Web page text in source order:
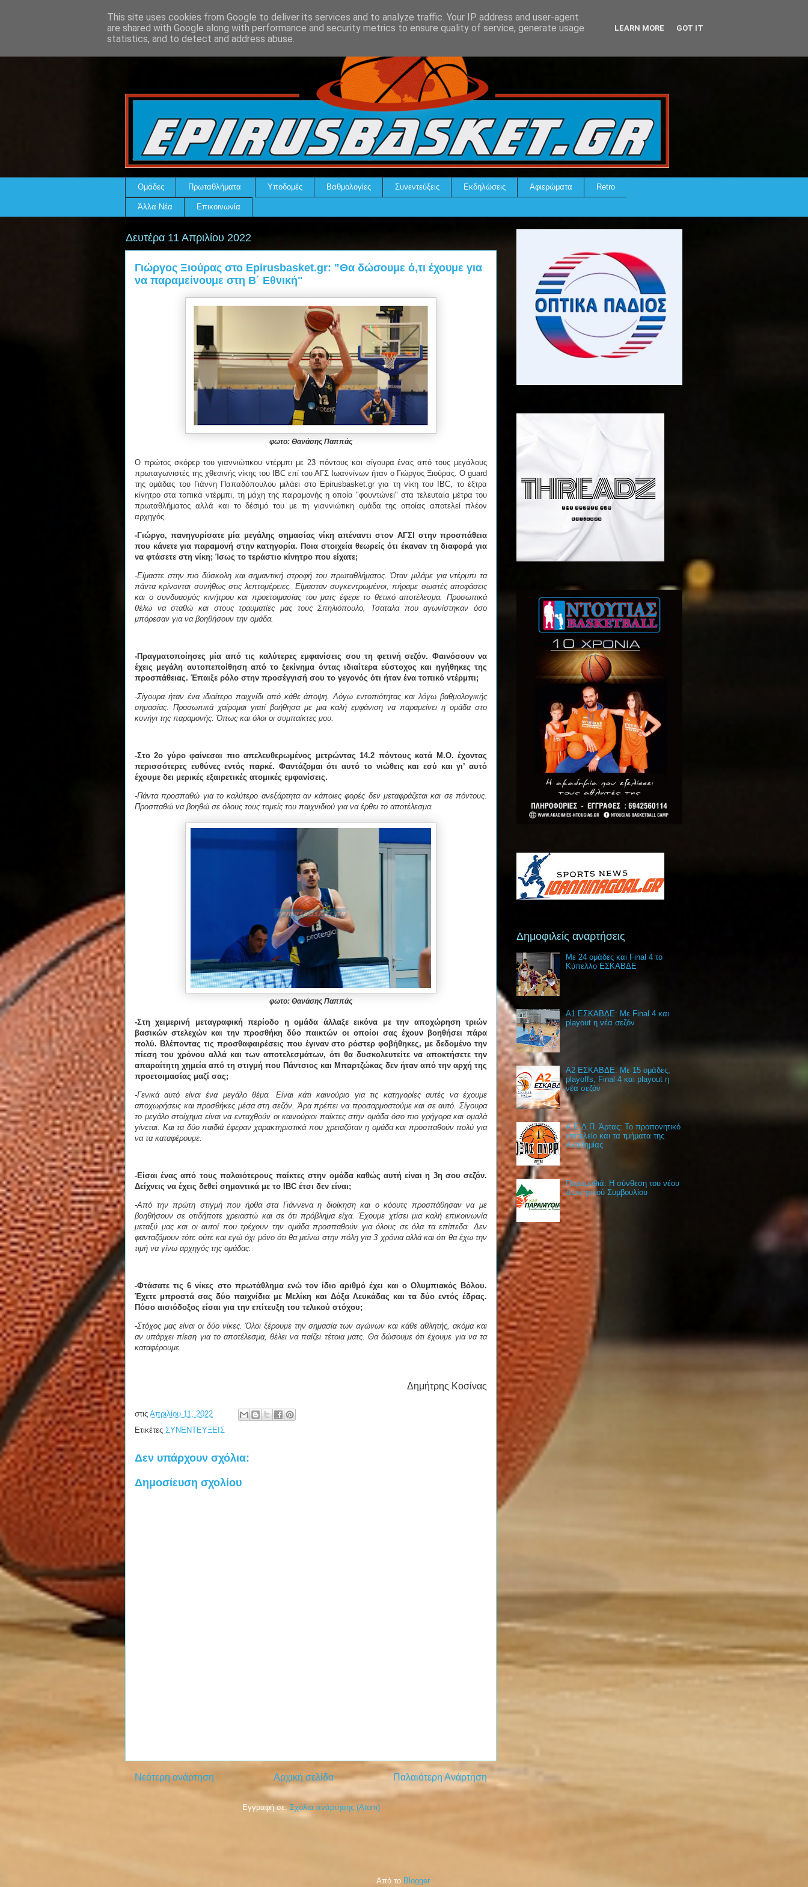
Ομάδες Πρωταθλήματα Υποδομές Βαθμολογίες Συνεντεύξεις Εκδηλώσεις Αφιερώματα Retro
Άλλα Νέα Επικοινωνία
Δευτέρα 11 Απριλίου 2022
Γιώργος Ξιούρας στο Epirusbasket.gr: "Θα δώσουμε ό,τι έχουμε για
να παραμείνουμε στη Β΄ Εθνική"
φωτο: Θανάσης Παππάς
Ο πρώτος σκόρερ του γιαννιώτικου ντέρμπι με 23 πόντους και σίγουρα ένας από τους μεγάλους
πρωταγωνιστές της χθεσινής νίκης του IBC επί του ΑΓΣ Ιωαννίνων ήταν ο Γιώργος Ξιούρας. Ο guard
της ομάδας του Γιάννη Παπαδόπουλου μιλάει στο Epirusbasket.gr για τη νίκη του IBC, το έξτρα
κίνητρο στα τοπικά ντέρμπι, τη μάχη της παραμονής η οποία "φουντώνει" στα τελευταία μέτρα του
πρωταθλήματος αλλά και το δέσιμό του με τη γιαννιώτικη ομάδα της οποίας αποτελεί πλέον
αρχηγός.
-Γιώργο, πανηγυρίσατε μία μεγάλης σημασίας νίκη απέναντι στον ΑΓΣΙ στην προσπάθεια
που κάνετε για παραμονή στην κατηγορία. Ποια στοιχεία θεωρείς ότι έκαναν τη διαφορά για
να φτάσετε στη νίκη; Ίσως το τεράστιο κίνητρο που είχατε;
-Είμαστε στην πιο δύσκολη και σημαντική στροφή του πρωταθλήματος. Όταν μιλάμε για ντέρμπι τα
πάντα κρίνονται συνήθως στις λεπτομέρειες. Είμασταν συγκεντρωμένοι, πήραμε σωστές αποφάσεις
και ο συνδυασμός κινήτρου και προετοιμασίας του ματς έφερε το θετικό αποτέλεσμα. Προσωπικά
θέλω να σταθώ και στους τραυματίες μας τους Σπηλιόπουλο, Τσαταλα που αγωνίστηκαν όσο
μπόρεσαν για να βοηθήσουν την ομάδα.
-Πραγματοποίησες μία από τις καλύτερες εμφανίσεις σου τη φετινή σεζόν. Φαινόσουν να
έχεις μεγάλη αυτοπεποίθηση από το ξεκίνημα όντας ιδιαίτερα εύστοχος και ηγήθηκες της
προσπάθειας. Έπαιξε ρόλο στην προσέγγισή σου το γεγονός ότι ήταν ένα τοπικό ντέρμπι;
-Σίγουρα ήταν ένα ιδιαίτερο παιχνίδι από κάθε άποψη. Λόγω εντοπιότητας και λόγω βαθμολογικής
σημασίας. Προσωπικά χαίρομαι γιατί βοήθησα με μια καλή εμφάνιση να παραμείνει η ομάδα στο
κυνήγι της παραμονής. Όπως και όλοι οι συμπαίκτες μου.
-Στο 2ο γύρο φαίνεσαι πιο απελευθερωμένος μετρώντας 14.2 πόντους κατά Μ.Ο. έχοντας
περισσότερες ευθύνες εντός παρκέ. Φαντάζομαι ότι αυτό το νιώθεις και εσύ και γι’ αυτό
έχουμε δει μερικές εξαιρετικές ατομικές εμφανίσεις.
-Πάντα προσπαθώ για το καλύτερο ανεξάρτητα αν κάποιες φορές δεν μεταφράζεται και σε πόντους.
Προσπαθώ να βοηθώ σε όλους τους τομείς του παιχνιδιού για να έρθει το αποτέλεσμα.
φωτο: Θανάσης Παππάς
-Στη χειμερινή μεταγραφική περίοδο η ομάδα άλλαξε εικόνα με την αποχώρηση τριών
βασικών στελεχών και την προσθήκη δύο παικτών οι οποίοι σας έχουν βοηθήσει πάρα
πολύ. Βλέποντας τις προσθαφαιρέσεις που έγιναν στο ρόστερ φοβήθηκες, με δεδομένο την
πίεση του χρόνου αλλά και των αποτελεσμάτων, ότι θα δυσκολευτείτε να αποκτήσετε την
απαραίτητη χημεία από τη στιγμή που Πάντσιος και Μπαρτζώκας δεν ήταν από την αρχή της
προετοιμασίας μαζί σας;
-Γενικά αυτό είναι ένα μεγάλο θέμα. Είναι κάτι καινούριο για τις κατηγορίες αυτές να έχουμε
αποχωρήσεις και προσθήκες μέσα στη σεζόν. Άρα πρέπει να προσαρμοστούμε και σε αυτό. Σίγουρα
το μεγάλο στοίχημα είναι να ενταχθούν οι καινούριοι παίκτες στην ομάδα όσο πιο γρήγορα και ομαλά
γίνεται. Και τα δύο παιδιά έφεραν χαρακτηριστικά που χρειαζόταν η ομάδα και προσπαθούν πολύ για
να τα καταφέρουμε.
-Είσαι ένας από τους παλαιότερους παίκτες στην ομάδα καθώς αυτή είναι η 3η σου σεζόν.
Δείχνεις να έχεις δεθεί σημαντικά με το IBC έτσι δεν είναι;
-Από την πρώτη στιγμή που ήρθα στα Γιάννενα η διοίκηση και ο κόουτς προσπάθησαν να με
βοηθήσουν σε οτιδήποτε χρειαστώ και σε ότι πρόβλημα είχα. Έχουμε χτίσει μια καλή επικοινωνία
μεταξύ μας και οι αυτοί που τρέχουν την ομάδα προσπαθούν για όλους σε όλα τα επίπεδα. Δεν
φανταζόμουν τότε ούτε και εγώ όχι μόνο ότι θα μείνω στην πόλη για 3 χρόνια αλλά και ότι θα έχω την
τιμή να γίνω αρχηγός της ομάδας.
-Φτάσατε τις 6 νίκες στο πρωτάθλημα ενώ τον ίδιο αριθμό έχει και ο Ολυμπιακός Βόλου.
Έχετε μπροστά σας δύο παιχνίδια με Μελίκη και Δόξα Λευκάδας και τα δύο εντός έδρας.
Πόσο αισιόδοξος είσαι για την επίτευξη του τελικού στόχου;
-Στόχος μας είναι οι δύο νίκες. Όλοι ξέρουμε την σημασία των αγώνων και κάθε αθλητής, ακόμα και
αν υπάρχει πίεση για το αποτέλεσμα, θέλει να παίζει τέτοια ματς. Θα δώσουμε ότι έχουμε για να τα
καταφέρουμε.
Δημήτρης Κοσίνας
στις Απριλίου 11, 2022
Ετικέτες ΣΥΝΕΝΤΕΥΞΕΙΣ
Δεν υπάρχουν σχόλια:
Δημοσίευση σχολίου
Νεότερη ανάρτηση Παλαιότερη Ανάρτηση
Αρχική σελίδα
Εγγραφή σε: Σχόλια ανάρτησης (Atom)
Δημοφιλείς αναρτήσεις
Με 24 ομάδες και Final 4 το
Κύπελλο ΕΣΚΑΒΔΕ
Α1 ΕΣΚΑΒΔΕ: Με Final 4 και
playout η νέα σεζόν
Α2 ΕΣΚΑΒΔΕ: Με 15 ομάδες,
playoffs, Final 4 και playout η
νέα σεζόν
Α.Ε.Δ.Π. Άρτας: Το προπονητικό
επιτελείο και τα τμήματα της
Ακαδημίας
Παραμυθιά: Η σύνθεση του νέου
Διοικητικού Συμβουλίου
Από το Blogger.
This site uses cookies from Google to deliver its services and to analyze traffic. Your IP address and user-agent
are shared with Google along with performance and security metrics to ensure quality of service, generate usage
statistics, and to detect and address abuse.
LEARN MORE GOT IT